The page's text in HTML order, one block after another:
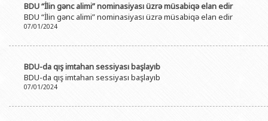
BDU “İlin gənc alimi” nominasiyası üzrə müsabiqə elan edir
BDU “İlin gənc alimi” nominasiyası üzrə müsabiqə elan edir
07/01/2024
BDU-da qış imtahan sessiyası başlayıb
BDU-da qış imtahan sessiyası başlayıb
07/01/2024